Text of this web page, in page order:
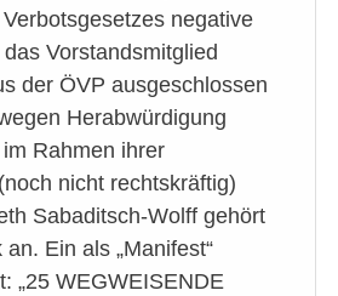
negative
Vorstandsmitglied
der ÖVP ausgeschlossen
Herabwürdigung
Rahmen ihrer
nicht rechtskräftig)
Sabaditsch-Wolff gehört
Ein als „Manifest“
„25 WEGWEISENDE